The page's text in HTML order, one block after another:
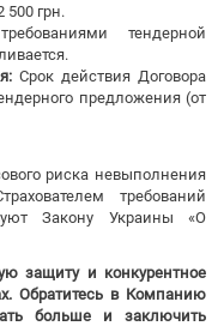
500 грн.
тендерной
Срок действия Договора
предложения (от
риска невыполнения
требований
Закону Украины «О
защиту и конкурентное
Обратитесь в Компанию
больше и заключить